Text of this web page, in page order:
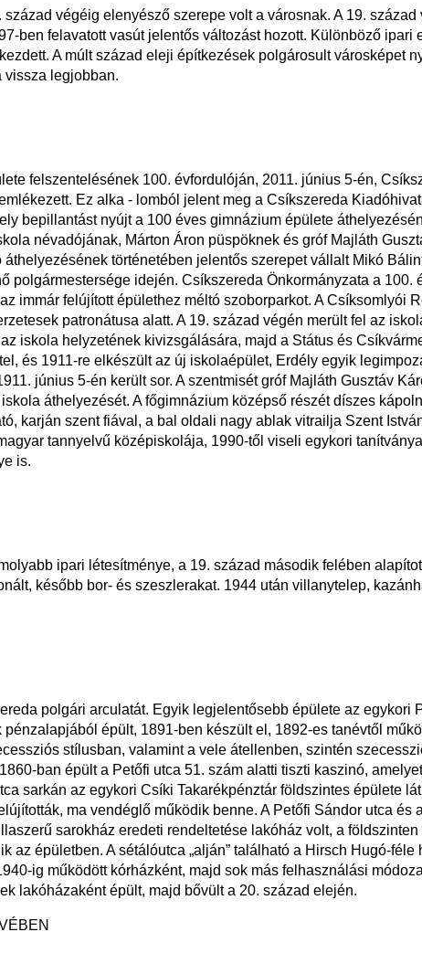
végéig elenyésző szerepe volt a városnak. A 19. század
ben felavatott vasút jelentős változást hozott. Különböző ipari
A múlt század eleji építkezések polgárosult városképet
vissza legjobban.
felszentelésének 100. évfordulóján, 2011. június 5-én,
Ez alka - lomból jelent meg a Csíkszereda
bepillantást nyújt a 100 éves gimnázium épülete
névadójának, Márton Áron püspöknek és gróf Majláth
történetében jelentős szerepet vállalt Mikó
polgármestersége idején. Csíkszereda Önkormányzata a 100.
immár felújított épülethez méltó szoborparkot. A Csíksomlyói
patronátusa alatt. A 19. század végén merült fel az
iskola helyzetének kivizsgálására, majd a Státus és
és 1911-re elkészült az új iskolaépület, Erdély egyik
június 5-én került sor. A szentmisét gróf Majláth Gusztáv
áthelyezését. A főgimnázium középső részét díszes
karján szent fiával, a bal oldali nagy ablak vitrailja Szent
tannyelvű középiskolája, 1990-től viseli egykori
is.
ipari létesítménye, a 19. század második felében
később bor- és szeszlerakat. 1944 után villanytelep,
polgári arculatát. Egyik legjelentősebb épülete az egykori
épült, 1891-ben készült el, 1892-es tanévtől
stílusban, valamint a vele átellenben, szintén
ban épült a Petőfi utca 51. szám alatti tiszti kaszinó,
sarkán az egykori Csíki Takarékpénztár földszintes épülete
ma vendéglő működik benne. A Petőfi Sándor utca és
sarokház eredeti rendeltetése lakóház volt, a
az épületben. A sétálóutca „alján” található a Hirsch Hugó-
ig működött kórházként, majd sok más felhasználási
lakóházaként épült, majd bővült a 20. század elején.